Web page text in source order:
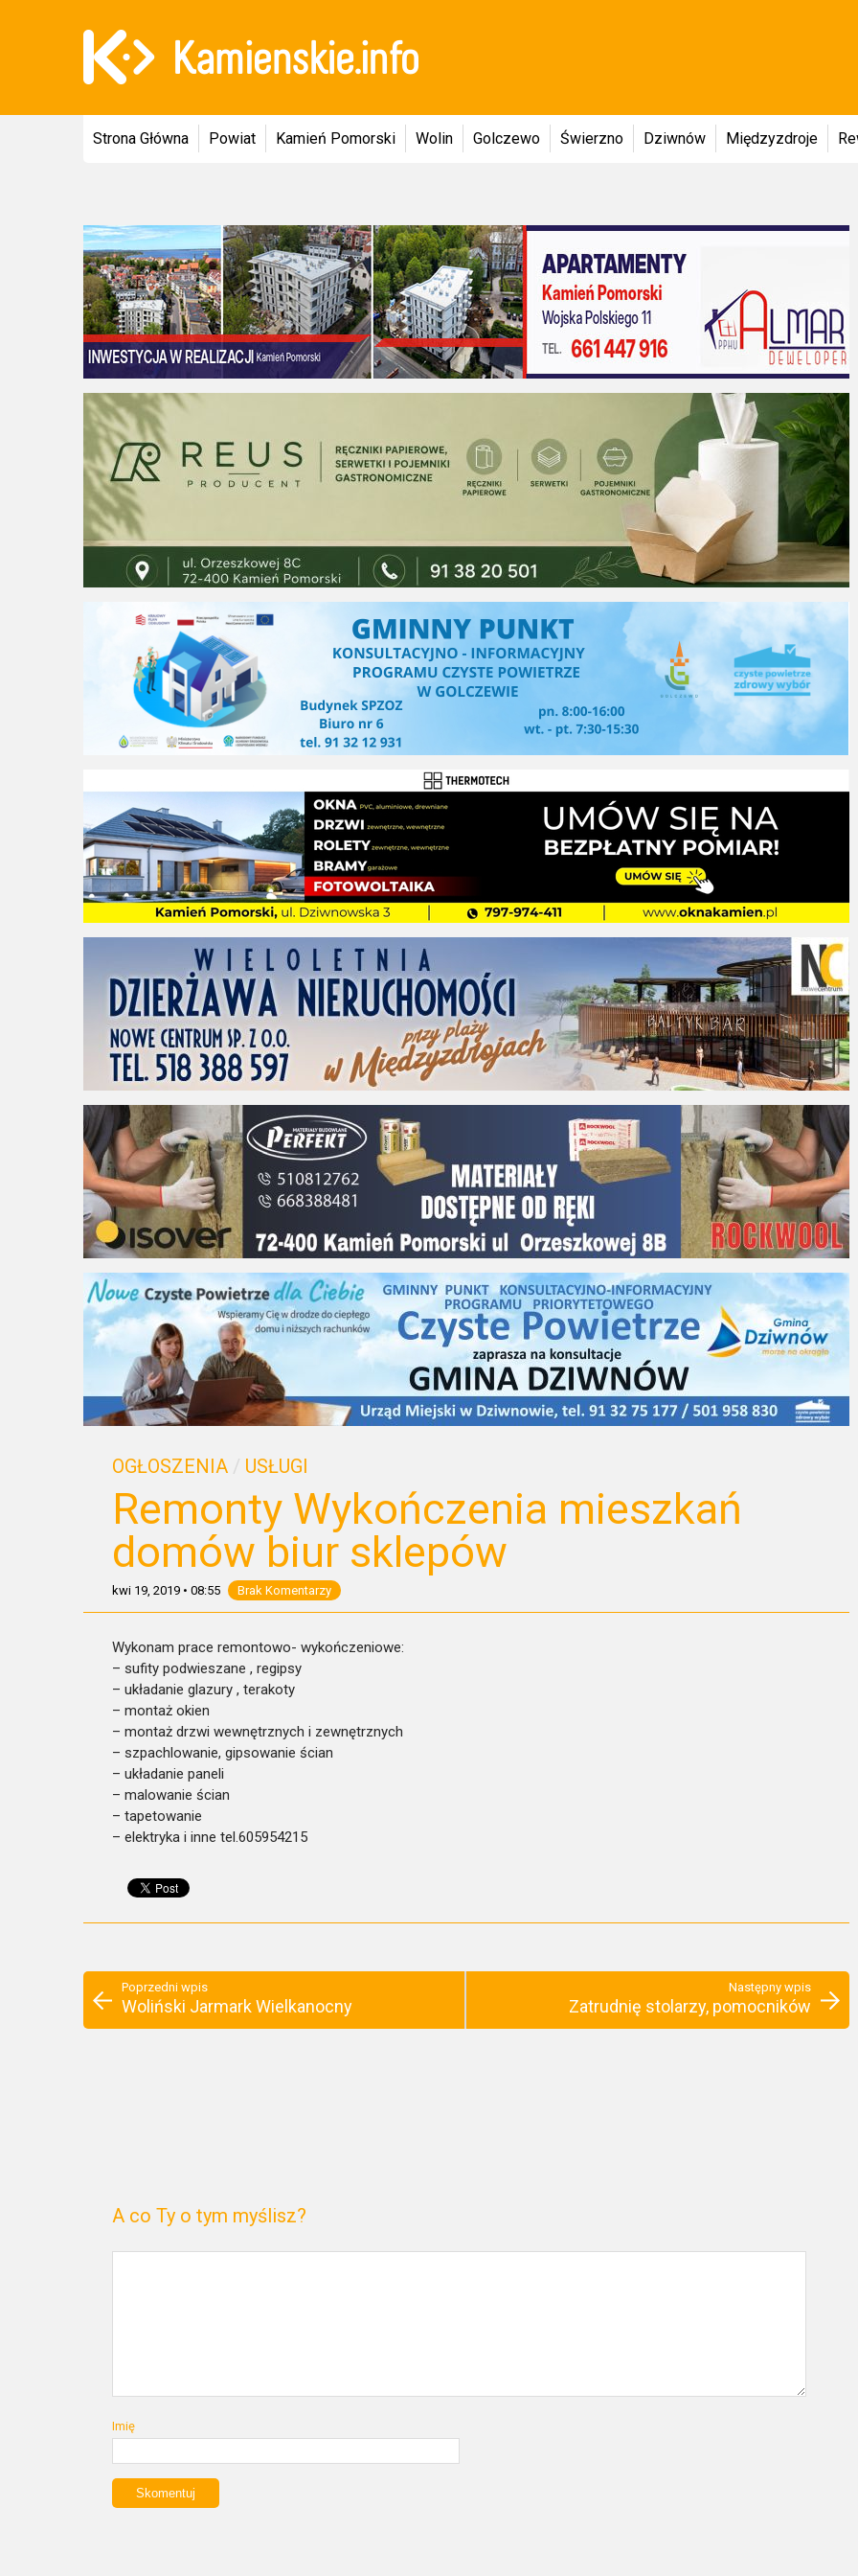
Strona Główna Powiat Kamień Pomorski Wolin Golczewo Świerzno Dziwnów Międzyzdroje
OGŁOSZENIA / USŁUGI
Remonty Wykończenia mieszkań
domów biur sklepów
kwi 19, 2019 • 08:55 Brak Komentarzy
Wykonam prace remontowo- wykończeniowe:
– sufity podwieszane , regipsy
– układanie glazury , terakoty
– montaż okien
– montaż drzwi wewnętrznych i zewnętrznych
– szpachlowanie, gipsowanie ścian
– układanie paneli
– malowanie ścian
– tapetowanie
– elektryka i inne tel.605954215
Poprzedni wpis
Woliński Jarmark Wielkanocny
Następny wpis
Zatrudnię stolarzy, pomocników
A co Ty o tym myślisz?
Imię